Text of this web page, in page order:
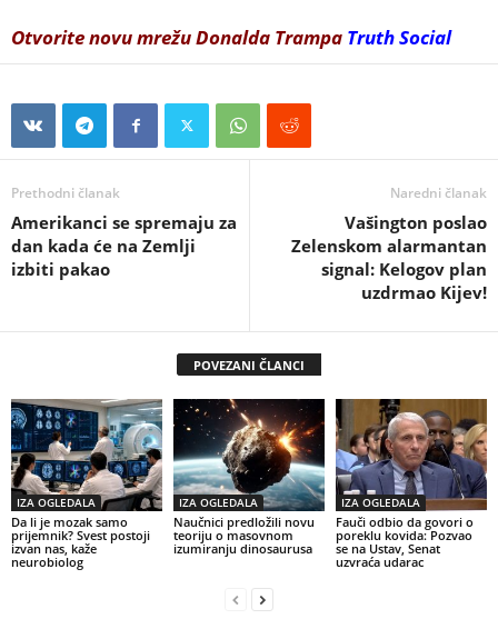
Otvorite novu mrežu Donalda Trampa Truth Social
Prethodni članak
Amerikanci se spremaju za
dan kada će na Zemlji
izbiti pakao
Naredni članak
Vašington poslao
Zelenskom alarmantan
signal: Kelogov plan
uzdrmao Kijev!
POVEZANI ČLANCI
IZA OGLEDALA
Da li je mozak samo
prijemnik? Svest postoji
izvan nas, kaže
neurobiolog
IZA OGLEDALA
Naučnici predložili novu
teoriju o masovnom
izumiranju dinosaurusa
IZA OGLEDALA
Fauči odbio da govori o
poreklu kovida: Pozvao
se na Ustav, Senat
uzvraća udarac